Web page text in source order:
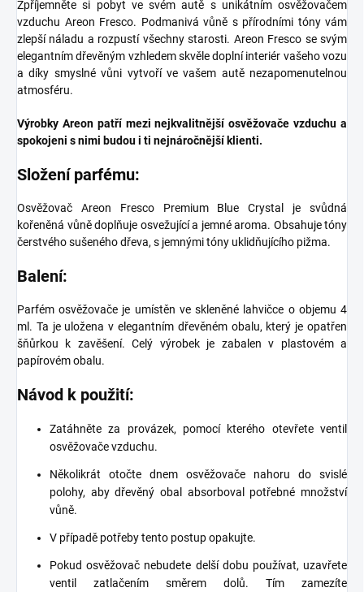
Zpříjemněte si pobyt ve svém autě s unikátním osvěžovačem
vzduchu Areon Fresco. Podmanivá vůně s přírodními tóny vám
zlepší náladu a rozpustí všechny starosti. Areon Fresco se svým
elegantním dřevěným vzhledem skvěle doplní interiér vašeho vozu
a díky smyslné vůni vytvoří ve vašem autě nezapomenutelnou
atmosféru.
Výrobky Areon patří mezi nejkvalitnější osvěžovače vzduchu a
spokojeni s nimi budou i ti nejnáročnější klienti.
Složení parfému:
Osvěžovač Areon Fresco Premium Blue Crystal je svůdná
kořeněná vůně doplňuje osvežující a jemné aroma. Obsahuje tóny
čerstvého sušeného dřeva, s jemnými tóny uklidňujícího pižma.
Balení:
Parfém osvěžovače je umístěn ve skleněné lahvičce o objemu 4
ml. Ta je uložena v elegantním dřevěném obalu, který je opatřen
šňůrkou k zavěšení. Celý výrobek je zabalen v plastovém a
papírovém obalu.
Návod k použití:
Zatáhněte za provázek, pomocí kterého otevřete ventil
osvěžovače vzduchu.
Několikrát otočte dnem osvěžovače nahoru do svislé
polohy, aby dřevěný obal absorboval potřebné množství
vůně.
V případě potřeby tento postup opakujte.
Pokud osvěžovač nebudete delší dobu používat, uzavřete
ventil zatlačením směrem dolů. Tím zamezíte